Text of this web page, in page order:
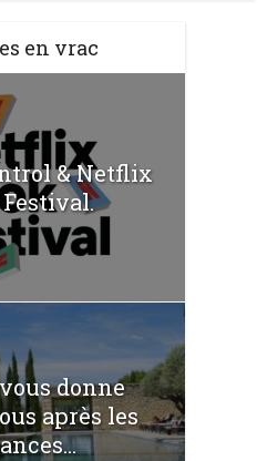
en vrac
& Netflix
donne
après les